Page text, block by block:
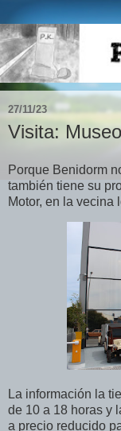
27/11/23
Visita:
Porque Benidorm
también tiene su
Motor, en la vecina
La información la
de 10 a 18 horas y
a precio reducido